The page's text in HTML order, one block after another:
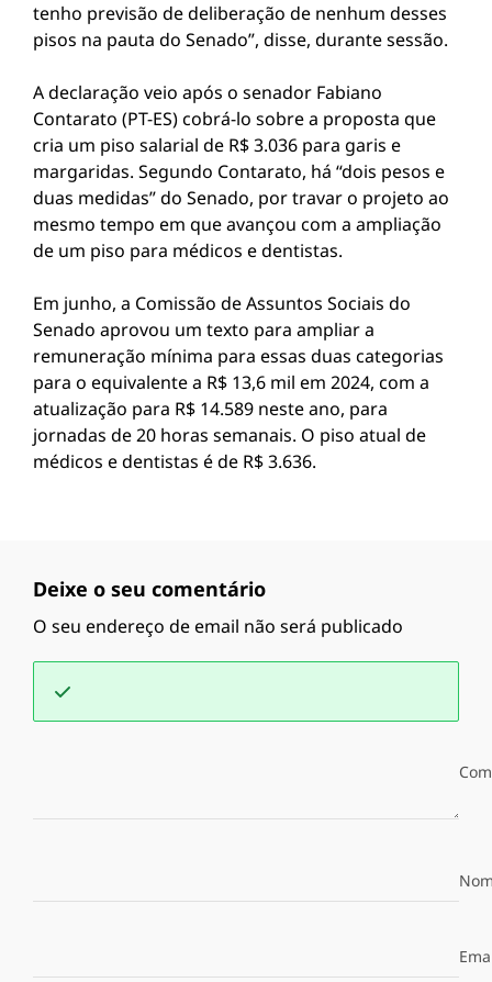
tenho previsão de deliberação de nenhum desses
pisos na pauta do Senado”, disse, durante sessão.
A declaração veio após o senador Fabiano
Contarato (PT-ES) cobrá-lo sobre a proposta que
cria um piso salarial de R$ 3.036 para garis e
margaridas. Segundo Contarato, há “dois pesos e
duas medidas” do Senado, por travar o projeto ao
mesmo tempo em que avançou com a ampliação
de um piso para médicos e dentistas.
Em junho, a Comissão de Assuntos Sociais do
Senado aprovou um texto para ampliar a
remuneração mínima para essas duas categorias
para o equivalente a R$ 13,6 mil em 2024, com a
atualização para R$ 14.589 neste ano, para
jornadas de 20 horas semanais. O piso atual de
médicos e dentistas é de R$ 3.636.
Deixe o seu comentário
O seu endereço de email não será publicado